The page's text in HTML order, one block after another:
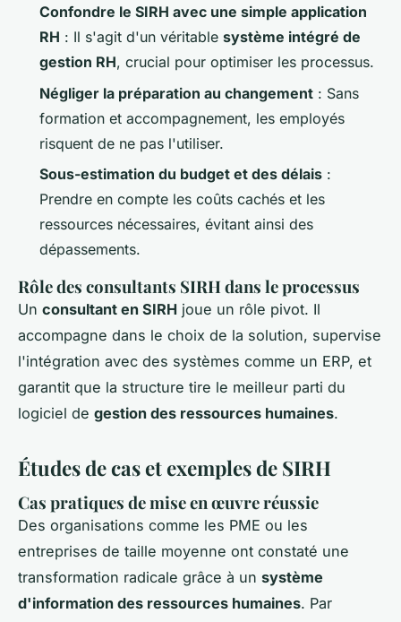
Confondre le SIRH avec une simple application
RH : Il s'agit d'un véritable système intégré de
gestion RH, crucial pour optimiser les processus.
Négliger la préparation au changement : Sans
formation et accompagnement, les employés
risquent de ne pas l'utiliser.
Sous-estimation du budget et des délais :
Prendre en compte les coûts cachés et les
ressources nécessaires, évitant ainsi des
dépassements.
Rôle des consultants SIRH dans le processus
Un consultant en SIRH joue un rôle pivot. Il
accompagne dans le choix de la solution, supervise
l'intégration avec des systèmes comme un ERP, et
garantit que la structure tire le meilleur parti du
logiciel de gestion des ressources humaines.
Études de cas et exemples de SIRH
Cas pratiques de mise en œuvre réussie
Des organisations comme les PME ou les
entreprises de taille moyenne ont constaté une
transformation radicale grâce à un système
d'information des ressources humaines. Par